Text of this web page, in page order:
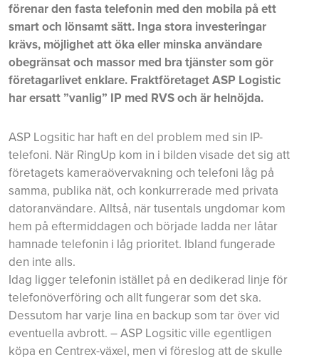
förenar den fasta telefonin med den mobila på ett
smart och lönsamt sätt. Inga stora investeringar
krävs, möjlighet att öka eller minska användare
obegränsat och massor med bra tjänster som gör
företagarlivet enklare. Fraktföretaget ASP Logistic
har ersatt ”vanlig” IP med RVS och är helnöjda.
ASP Logsitic har haft en del problem med sin IP-
telefoni. När RingUp kom in i bilden visade det sig att
företagets kameraövervakning och telefoni låg på
samma, publika nät, och konkurrerade med privata
datoranvändare. Alltså, när tusentals ungdomar kom
hem på eftermiddagen och började ladda ner låtar
hamnade telefonin i låg prioritet. Ibland fungerade
den inte alls.
Idag ligger telefonin istället på en dedikerad linje för
telefonöverföring och allt fungerar som det ska.
Dessutom har varje lina en backup som tar över vid
eventuella avbrott. – ASP Logsitic ville egentligen
köpa en Centrex-växel, men vi föreslog att de skulle